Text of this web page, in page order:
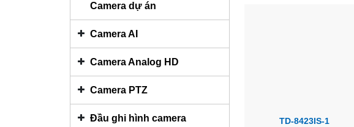
Camera dự án
Camera AI
Camera Analog HD
Camera PTZ
Đầu ghi hình camera TD-8423IS-1